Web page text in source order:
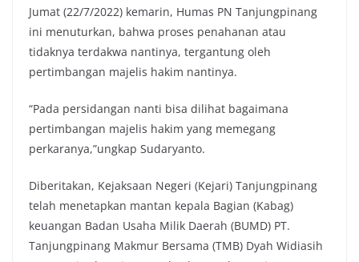
Jumat (22/7/2022) kemarin, Humas PN Tanjungpinang
ini menuturkan, bahwa proses penahanan atau
tidaknya terdakwa nantinya, tergantung oleh
pertimbangan majelis hakim nantinya.
“Pada persidangan nanti bisa dilihat bagaimana
pertimbangan majelis hakim yang memegang
perkaranya,”ungkap Sudaryanto.
Diberitakan, Kejaksaan Negeri (Kejari) Tanjungpinang
telah menetapkan mantan kepala Bagian (Kabag)
keuangan Badan Usaha Milik Daerah (BUMD) PT.
Tanjungpinang Makmur Bersama (TMB) Dyah Widiasih